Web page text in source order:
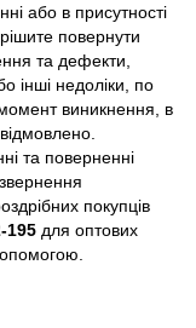
або в присутності
повернути
та дефекти,
інші недоліки, по
виникнення, в
та поверненні
покупців
195 для оптових